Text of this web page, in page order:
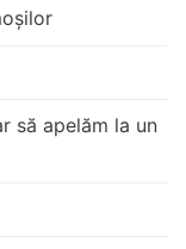
să apelăm la un